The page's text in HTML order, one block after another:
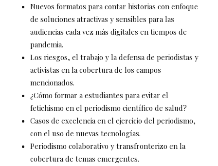
Nuevos formatos para contar historias con enfoque
de soluciones atractivas y sensibles para las
audiencias cada vez más digitales en tiempos de
pandemia.
Los riesgos, el trabajo y la defensa de periodistas y
activistas en la cobertura de los campos
mencionados.
¿Cómo formar a estudiantes para evitar el
fetichismo en el periodismo científico de salud?
Casos de excelencia en el ejercicio del periodismo,
con el uso de nuevas tecnologías.
Periodismo colaborativo y transfronterizo en la
cobertura de temas emergentes.